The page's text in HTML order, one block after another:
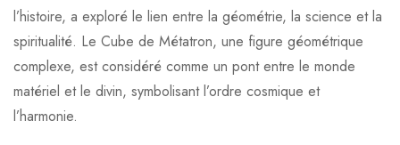
l’histoire, a exploré le lien entre la géométrie, la science et la
spiritualité. Le Cube de Métatron, une figure géométrique
complexe, est considéré comme un pont entre le monde
matériel et le divin, symbolisant l’ordre cosmique et
l’harmonie.